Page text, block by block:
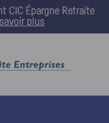
CIC Épargne Retraite
plus